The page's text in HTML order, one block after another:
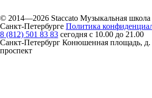
© 2014—2026 Staccato Музыкальная школа
Санкт-Петербурге Политика
8 (812) 501 83 83 сегодня с 10.00 до 21.00
Санкт-Петербург Конюшенная площадь,
проспект